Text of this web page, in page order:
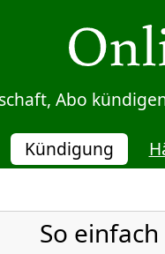
Abo
Kündigung
So einfach